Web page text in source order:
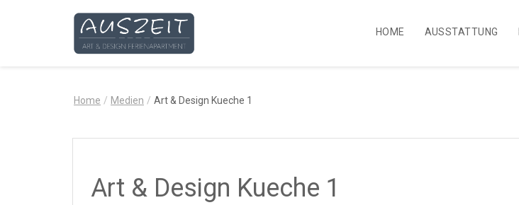
AUSZEIT
Art
Design
Ferienapartment
HOME AUSSTATTUNG
Home / Medien / Art & Design Kueche 1
Art & Design Kueche 1